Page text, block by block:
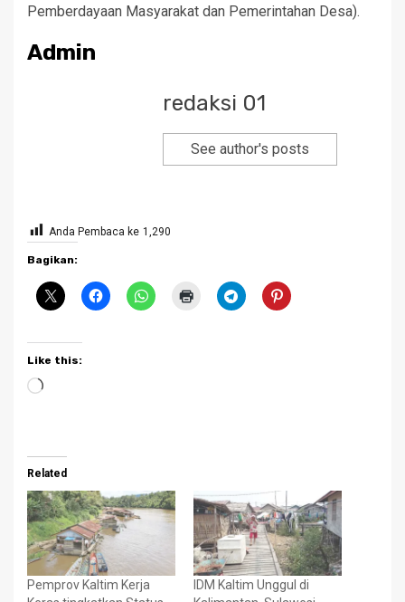
Pemberdayaan Masyarakat dan Pemerintahan Desa).
Admin
redaksi 01
See author's posts
Anda Pembaca ke 1,290
Bagikan:
Like this:
Loading…
Related
Pemprov Kaltim Kerja
IDM Kaltim Unggul di